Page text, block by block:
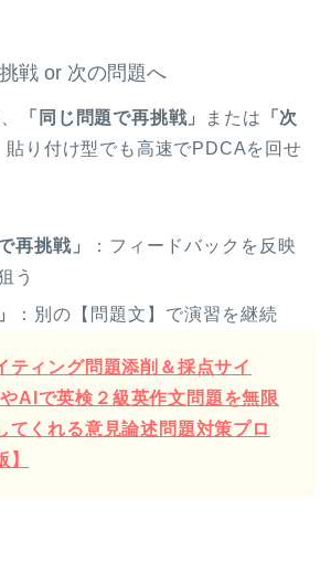
戦 or 次の問題へ
「同じ問題で再挑戦」 または 「次
貼り付け型でも高速でPDCAを回せ
再挑戦」
：フィードバックを反映
う
：別の【問題文】で演習を継続
ティング問題添削＆採点サイ
AIで英検２級英作文問題を無限
てくれる意見論述問題対策プロ